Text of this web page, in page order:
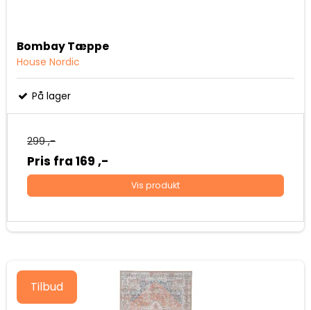
Bombay Tæppe
House Nordic
På lager
299 ,-
Pris fra 169 ,-
Vis produkt
Tilbud